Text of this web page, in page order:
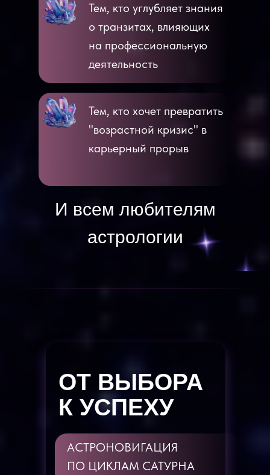
Тем, кто хочет превратить
"возрастной кризис" в
карьерный прорыв
Тем, кто углубляет знания
о транзитах, влияющих
на профессиональную
деятельность
И всем любителям
астрологии
ОТ ВЫБОРА
К УСПЕХУ
АСТРОНОВИГАЦИЯ
ПО ЦИКЛАМ САТУРНА